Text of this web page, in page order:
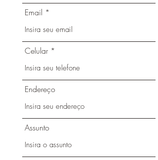
Email
Celular
Endereço
Assunto